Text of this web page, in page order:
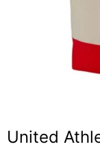
United